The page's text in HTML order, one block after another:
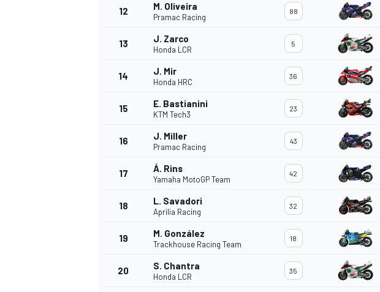
12 M. Oliveira
Pramac Racing
88
13 J. Zarco
Honda LCR
5
14 J. Mir
Honda HRC
36
15 E. Bastianini
KTM Tech3
23
16 J. Miller
Pramac Racing
43
17 Á. Rins
Yamaha MotoGP Team
42
18 L. Savadori
Aprilia Racing
32
19 M. González
Trackhouse Racing Team
18
20 S. Chantra
Honda LCR
35